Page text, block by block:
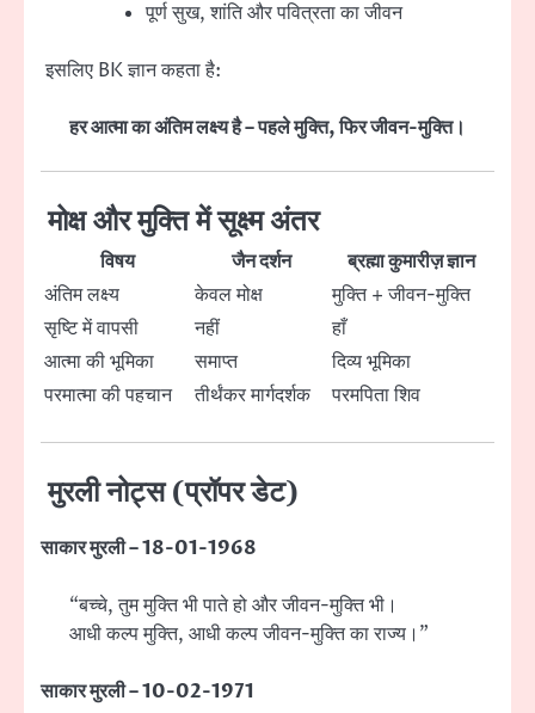
पूर्ण सुख, शांति और पवित्रता का जीवन
इसलिए BK ज्ञान कहता है:
हर आत्मा का अंतिम लक्ष्य है – पहले मुक्ति, फिर जीवन-मुक्ति।
मोक्ष और मुक्ति में सूक्ष्म अंतर
विषय जैन दर्शन
ब्रह्मा कुमारीज़ ज्ञान
अंतिम लक्ष्य
केवल मोक्ष
मुक्ति + जीवन-मुक्ति
सृष्टि में वापसी
नहीं
हाँ
आत्मा की भूमिका
समाप्त
दिव्य भूमिका
परमात्मा की पहचान
तीर्थंकर मार्गदर्शक परमपिता शिव
मुरली नोट्स (प्रॉपर डेट)
साकार मुरली – 18-01-1968
“बच्चे, तुम मुक्ति भी पाते हो और जीवन-मुक्ति भी।
आधी कल्प मुक्ति, आधी कल्प जीवन-मुक्ति का राज्य।”
साकार मुरली – 10-02-1971